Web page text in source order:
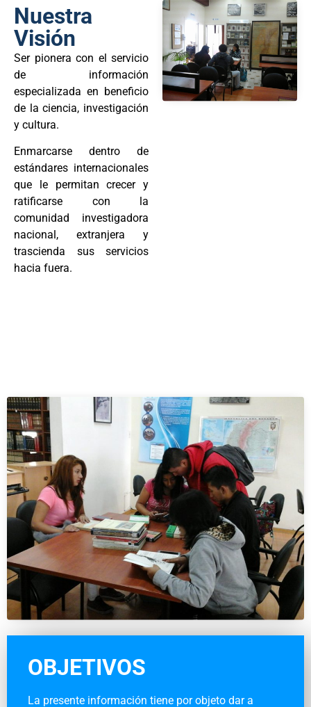
Nuestra
Visión
Ser pionera con el servicio
de información
especializada en beneficio
de la ciencia, investigación
y cultura.
Enmarcarse dentro de
estándares internacionales
que le permitan crecer y
ratificarse con la
comunidad investigadora
nacional, extranjera y
trascienda sus servicios
hacia fuera.
OBJETIVOS
La presente información tiene por objeto dar a